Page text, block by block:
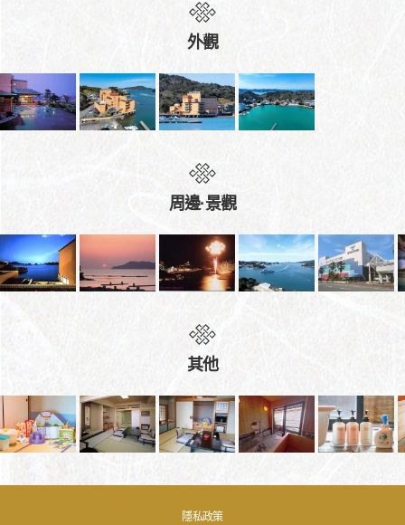
外觀
周邊·景觀
其他
隱私政策